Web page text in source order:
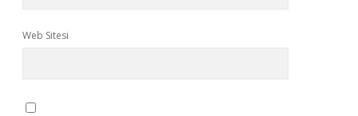
Web Sitesi